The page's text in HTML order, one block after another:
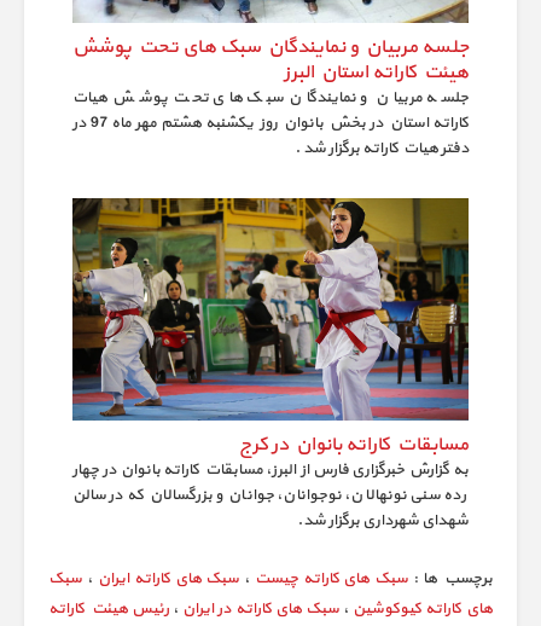
جلسه مربیان و نمایندگان سبک های تحت پوشش
هیئت کاراته استان البرز
جلسه مربیان و نمایندگان سبک های تحت پوشش هیات
کاراته استان در بخش بانوان روز یکشنبه هشتم مهر ماه 97 در
دفتر هیات کاراته برگزار شد .
مسابقات کاراته بانوان در کرج
به گزارش خبرگزاری فارس از البرز، مسابقات کاراته بانوان در چهار
رده سنی نونهالان، نوجوانان، جوانان و بزرگسالان که در سالن
شهدای شهرداری برگزار شد.
برچسب ها : سبک های کاراته چیست ، سبک های کاراته ایران ، سبک
های کاراته کیوکوشین ،سبک های کاراته در ایران ،رئیس هیئت کاراته